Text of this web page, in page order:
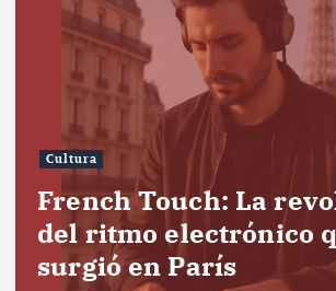
Cultura
French Touch: La
del ritmo electrónico
surgió en París